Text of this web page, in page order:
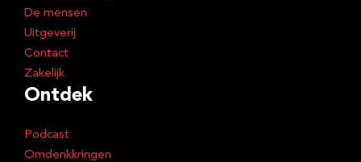
De mensen
Uitgeverij
Contact
Zakelijk
Ontdek
Podcast
Omdenkkringen